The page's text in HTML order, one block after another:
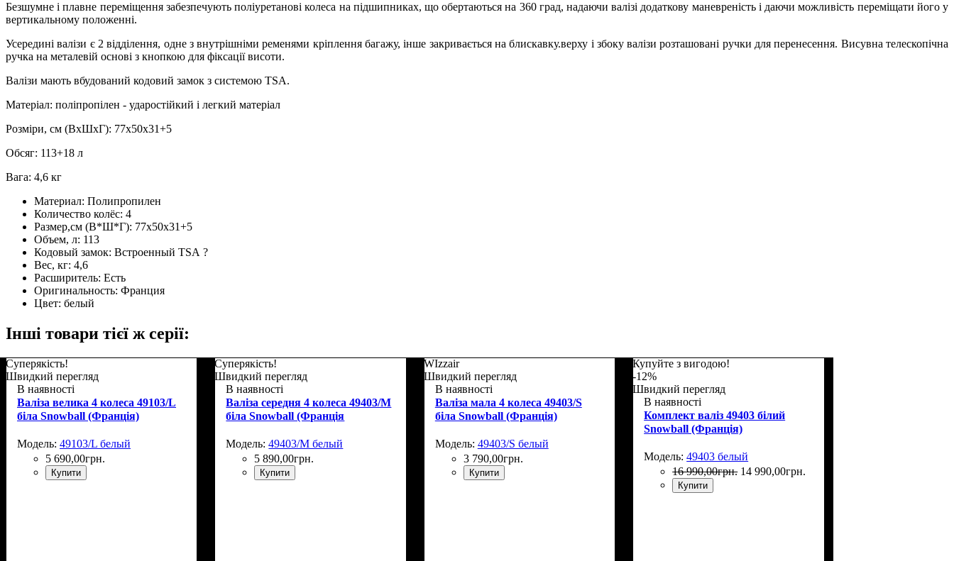
Безшумне і плавне переміщення забезпечують поліуретанові колеса на підшипниках, що обертаються на 360 град, надаючи валізі додаткову маневреність і даючи можливість переміщати його у
вертикальному положенні.
Усередині валізи є 2 відділення, одне з внутрішніми ременями кріплення багажу, інше закривається на блискавку.верху і збоку валізи розташовані ручки для перенесення. Висувна телескопічна
ручка на металевій основі з кнопкою для фіксації висоти.
Валізи мають вбудований кодовий замок з системою TSA.
Матеріал: поліпропілен - ударостійкий і легкий матеріал
Розміри, см (ВхШхГ): 77х50х31+5
Обсяг: 113+18 л
Вага: 4,6 кг
Материал: Полипропилен
Количество колёс: 4
Размер,см (В*Ш*Г): 77х50х31+5
Объем, л: 113
Кодовый замок: Встроенный TSA ?
Вес, кг: 4,6
Расширитель: Есть
Оригинальность: Франция
Цвет: белый
Інші товари тієї ж серії:
Суперякість!
Швидкий перегляд
В наявності
Валіза велика 4 колеса 49103/L
біла Snowball (Франція)
Модель: 49103/L белый
5 690,00грн.
Купити
Суперякість!
Швидкий перегляд
В наявності
Валіза середня 4 колеса 49403/M
біла Snowball (Франція
Модель:49403/M белый
5 890,00грн.
Купити
WIzzair
Швидкий перегляд
В наявності
Валіза мала 4 колеса 49403/S
біла Snowball (Франція)
Модель: 49403/S белый
3 790,00грн.
Купити
Купуйте з вигодою!
-12%
Швидкий перегляд
В наявності
Комплект валіз 49403 білий
Snowball (Франція)
Модель:49403 белый
16 990,00грн. 14 990,00грн.
Купити